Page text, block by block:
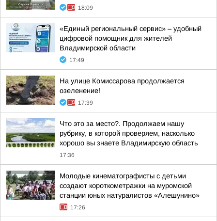
18:09
«Единый региональный сервис» – удобный
цифровой помощник для жителей
Владимирской области
17:49
На улице Комиссарова продолжается
озеленение!
17:39
Что это за место?. Продолжаем нашу
рубрику, в которой проверяем, насколько
хорошо вы знаете Владимирскую область
17:36
Молодые кинематографисты с детьми
создают короткометражки на муромской
станции юных натуралистов «Алешунино»
17:26